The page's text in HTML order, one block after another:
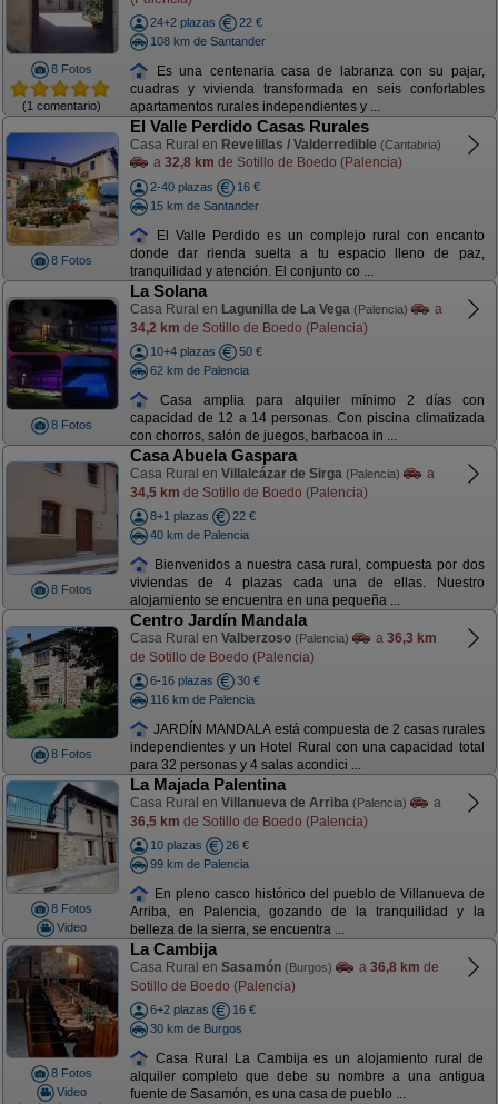
8 Fotos
(1 comentario)
24+2 plazas
22 €
108 km de Santander
Es una centenaria casa de labranza con su pajar,
cuadras y vivienda transformada en seis confortables
apartamentos rurales independientes y ...
8 Fotos
El Valle Perdido Casas Rurales
Casa Rural en Revelillas / Valderredible (Cantabria)
a 32,8 km de Sotillo de Boedo (Palencia)
2-40 plazas
16 €
15 km de Santander
El Valle Perdido es un complejo rural con encanto
donde dar rienda suelta a tu espacio lleno de paz,
tranquilidad y atención. El conjunto co ...
8 Fotos
La Solana
Casa Rural en Lagunilla de La Vega (Palencia)
a
34,2 km de Sotillo de Boedo (Palencia)
10+4 plazas
50 €
62 km de Palencia
Casa amplia para alquiler mínimo 2 días con
capacidad de 12 a 14 personas. Con piscina climatizada
con chorros, salón de juegos, barbacoa in ...
8 Fotos
Casa Abuela Gaspara
Casa Rural en Villalcázar de Sirga (Palencia)
a
34,5 km de Sotillo de Boedo (Palencia)
8+1 plazas
22 €
40 km de Palencia
Bienvenidos a nuestra casa rural, compuesta por dos
viviendas de 4 plazas cada una de ellas. Nuestro
alojamiento se encuentra en una pequeña ...
8 Fotos
Centro Jardín Mandala
Casa Rural en Valberzoso (Palencia) a 36,3 km
de Sotillo de Boedo (Palencia)
6-16 plazas
30 €
116 km de Palencia
JARDÍN MANDALA está compuesta de 2 casas rurales
independientes y un Hotel Rural con una capacidad total
para 32 personas y 4 salas acondici ...
8 Fotos
Video
La Majada Palentina
Casa Rural en Villanueva de Arriba (Palencia)
a
36,5 km de Sotillo de Boedo (Palencia)
10 plazas
26 €
99 km de Palencia
En pleno casco histórico del pueblo de Villanueva de
Arriba, en Palencia, gozando de la tranquilidad y la
belleza de la sierra, se encuentra ...
8 Fotos
Video
La Cambija
Casa Rural en Sasamón (Burgos) a 36,8 km de
Sotillo de Boedo (Palencia)
6+2 plazas
16 €
30 km de Burgos
Casa Rural La Cambija es un alojamiento rural de
alquiler completo que debe su nombre a una antigua
fuente de Sasamón, es una casa de pueblo ...